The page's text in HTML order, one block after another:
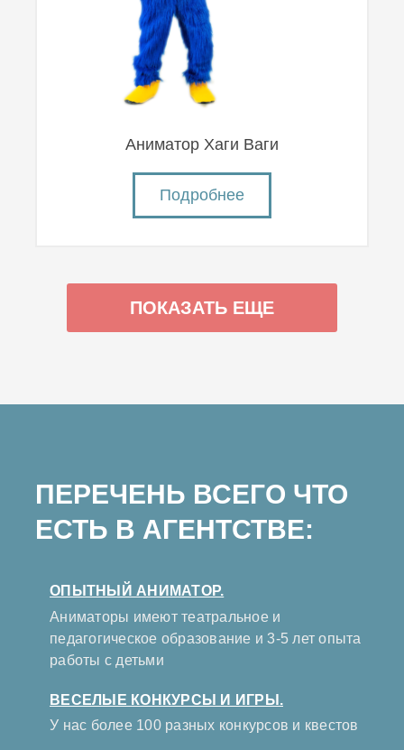
Аниматор Хаги Ваги
Подробнее
ПОКАЗАТЬ ЕЩЕ
ПЕРЕЧЕНЬ ВСЕГО ЧТО
ЕСТЬ В АГЕНТСТВЕ:
ОПЫТНЫЙ АНИМАТОР.
Аниматоры имеют театральное и
педагогическое образование и 3-5 лет опыта
работы с детьми
ВЕСЕЛЫЕ КОНКУРСЫ И ИГРЫ.
У нас более 100 разных конкурсов и квестов